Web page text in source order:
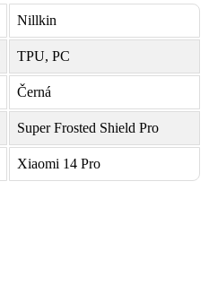
Nillkin
TPU, PC
Černá
Super Frosted Shield Pro
Xiaomi 14 Pro